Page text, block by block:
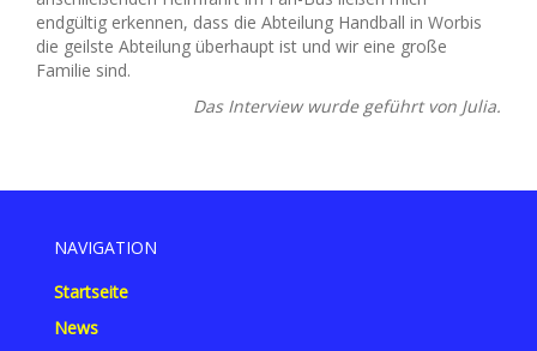
endgültig erkennen, dass die Abteilung Handball in Worbis
die geilste Abteilung überhaupt ist und wir eine große
Familie sind.
Das Interview wurde geführt von Julia.
NAVIGATION
Startseite
News